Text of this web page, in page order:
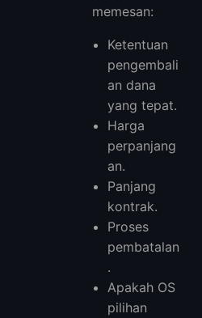
memesan:
Ketentuan
pengembali
an dana
yang tepat.
Harga
perpanjang
an.
Panjang
kontrak.
Proses
pembatalan
.
Apakah OS
pilihan